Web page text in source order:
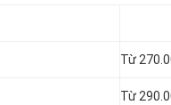
Từ
Từ